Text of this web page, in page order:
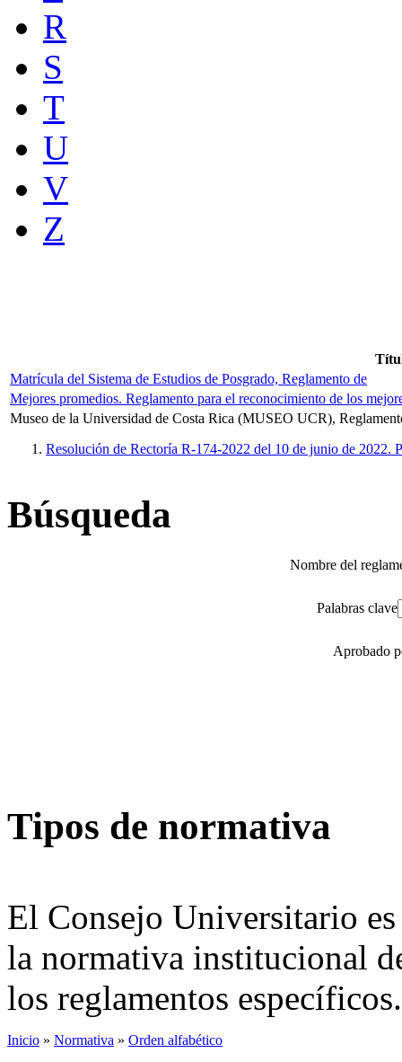
R
S
T
U
V
Z
Matrícula del Sistema de Estudios de Posgrado, Reglamento de
Mejores promedios. Reglamento para el reconocimiento de los
Museo de la Universidad de Costa Rica (MUSEO UCR),
Resolución de Rectoría R-174-2022 del 10 de junio de 2022.
Búsqueda
Nombre del
Palabras clave
Aprobado
Tipos de normativa
El Consejo Universitario
la normativa institucional
los reglamentos específicos.
Inicio » Normativa » Orden alfabético